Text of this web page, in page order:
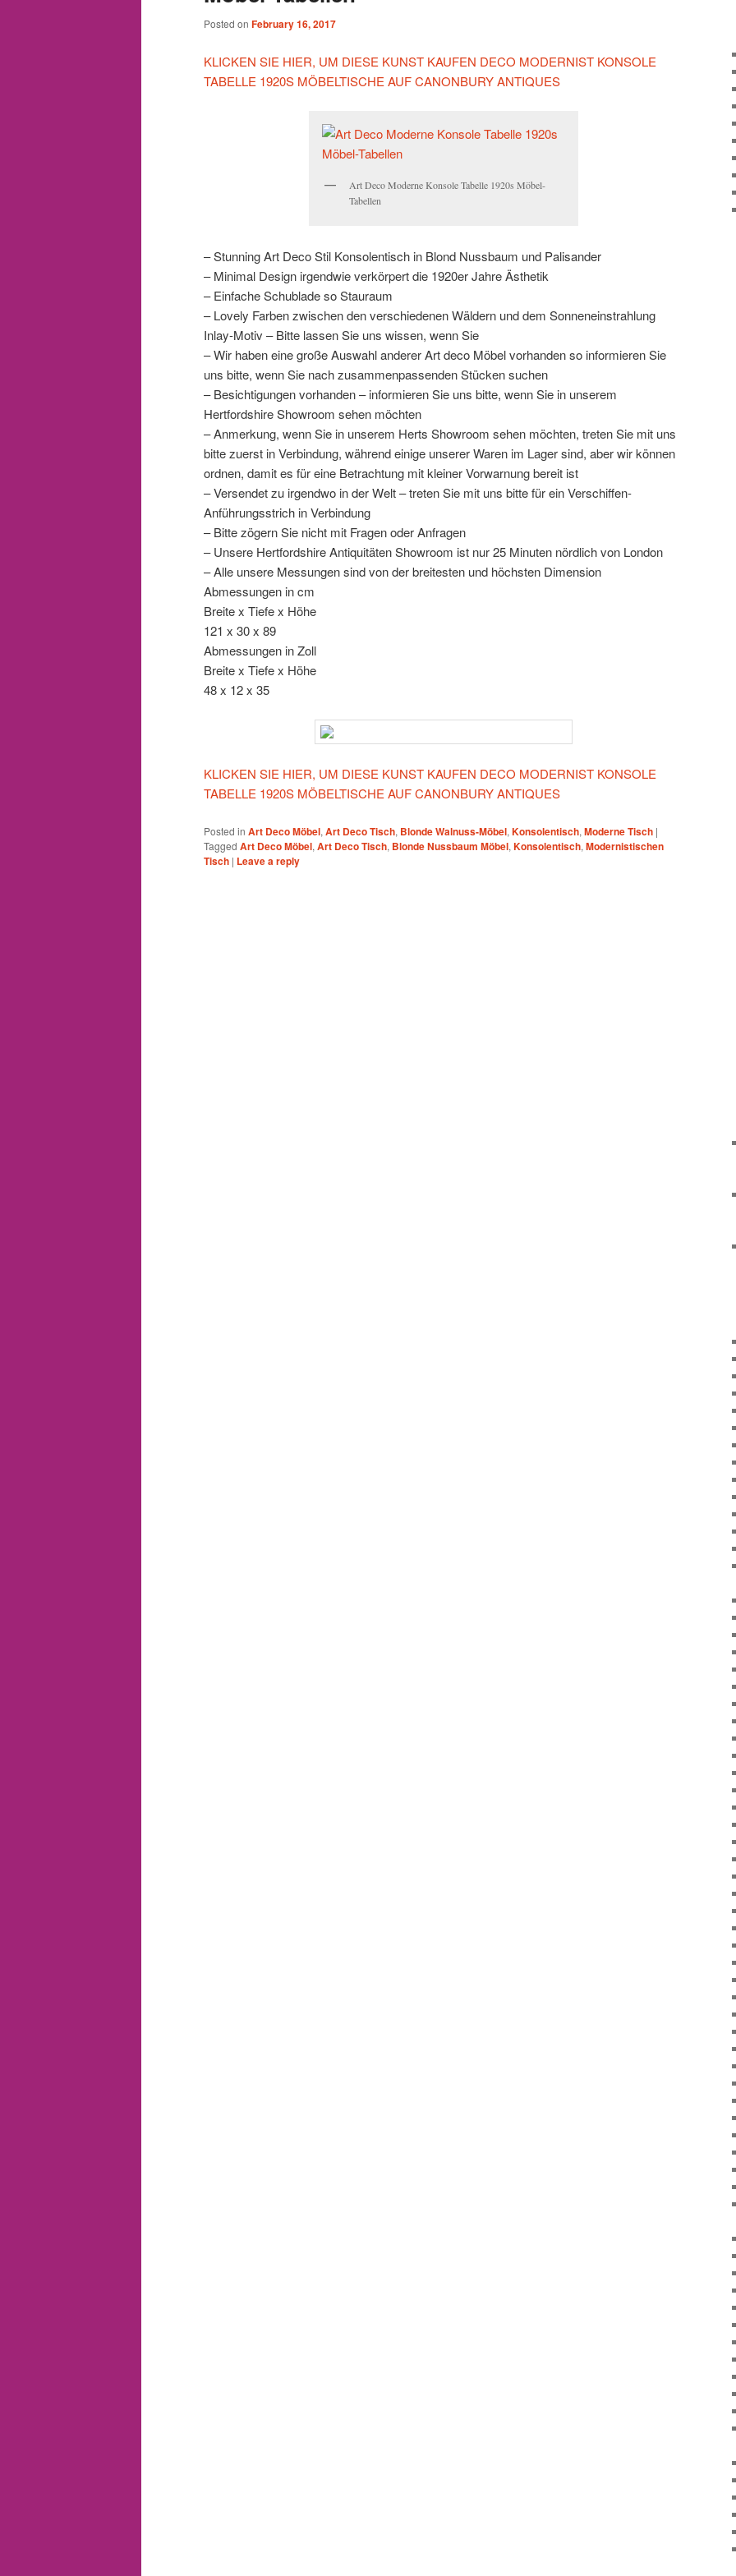
Posted on February 16, 2017
KLICKEN SIE HIER, UM DIESE KUNST KAUFEN DECO MODERNIST KONSOLE
TABELLE 1920S MÖBELTISCHE AUF CANONBURY ANTIQUES
Art Deco Moderne Konsole Tabelle 1920s Möbel-
Tabellen
– Stunning Art Deco Stil Konsolentisch in Blond Nussbaum und Palisander
– Minimal Design irgendwie verkörpert die 1920er Jahre Ästhetik
– Einfache Schublade so Stauraum
– Lovely Farben zwischen den verschiedenen Wäldern und dem Sonneneinstrahlung
Inlay-Motiv – Bitte lassen Sie uns wissen, wenn Sie
– Wir haben eine große Auswahl anderer Art deco Möbel vorhanden so informieren Sie
uns bitte, wenn Sie nach zusammenpassenden Stücken suchen
– Besichtigungen vorhanden – informieren Sie uns bitte, wenn Sie in unserem
Hertfordshire Showroom sehen möchten
– Anmerkung, wenn Sie in unserem Herts Showroom sehen möchten, treten Sie mit uns
bitte zuerst in Verbindung, während einige unserer Waren im Lager sind, aber wir können
ordnen, damit es für eine Betrachtung mit kleiner Vorwarnung bereit ist
– Versendet zu irgendwo in der Welt – treten Sie mit uns bitte für ein Verschiffen-
Anführungsstrich in Verbindung
– Bitte zögern Sie nicht mit Fragen oder Anfragen
– Unsere Hertfordshire Antiquitäten Showroom ist nur 25 Minuten nördlich von London
– Alle unsere Messungen sind von der breitesten und höchsten Dimension
Abmessungen in cm
Breite x Tiefe x Höhe
121 x 30 x 89
Abmessungen in Zoll
Breite x Tiefe x Höhe
48 x 12 x 35
KLICKEN SIE HIER, UM DIESE KUNST KAUFEN DECO MODERNIST KONSOLE
TABELLE 1920S MÖBELTISCHE AUF CANONBURY ANTIQUES
Posted in Art Deco Möbel, Art Deco Tisch, Blonde Walnuss-Möbel, Konsolentisch, Moderne Tisch |
Tagged Art Deco Möbel, Art Deco Tisch, Blonde Nussbaum Möbel, Konsolentisch, Modernistischen
Tisch | Leave a reply